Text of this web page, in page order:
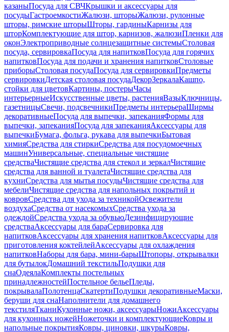
казаныПосуда для СВЧКрышки и аксессуары для
посудыГастроемкостиЖалюзи, шторыЖалюзи, рулонные
шторы, римские шторыШторы, гардиныКарнизы для
шторКомплектующие для штор, карнизов, жалюзиПленки для
оконЭлектроприводные солнцезащитные системыСтоловая
посуда, сервировкаПосуда для напитковПосуда для горячих
напитковПосуда для подачи и хранения напитковСтоловые
приборыСтоловая посудаПосуда для сервировкиПредметы
сервировкиДетская столовая посудаДекорЗеркалаКашпо,
стойки для цветовКартины, постерыЧасы
интерьерныеИскусственные цветы, растенияВазыКлючницы,
газетницыСвечи, подсвечникиПредметы интерьераШирмы
декоративныеПосуда для выпечки, запеканияФормы для
выпечки, запеканияПосуда для запеканияАксессуары для
выпечкиБумага, фольга, рукава для выпечкиБытовая
химияСредства для стиркиСредства для посудомоечных
машинУниверсальные, специальные чистящие
средстваЧистящие средства для стекол и зеркалЧистящие
средства для ванной и туалетаЧистящие средства для
кухниСредства для мытья посудыЧистящие средства для
мебелиЧистящие средства для напольных покрытий и
ковровСредства для ухода за техникойОсвежители
воздухаСредства от насекомыхСредства ухода за
одеждойСредства ухода за обувьюДезинфицирующие
средстваАксессуары для бараСервировка для
напитковАксессуары для хранения напитковАксессуары для
приготовления коктейлейАксессуары для охлаждения
напитковНаборы для бара, мини-барыШтопоры, открывалки
для бутылокДомашний текстильПодушки для
снаОдеялаКомплекты постельных
принадлежностейПостельное бельеПледы,
покрывалаПолотенцаСкатертиПодушки декоративныеМаски,
беруши для снаНаполнители для домашнего
текстиляТканиКухонные ножи, аксессуарыНожиАксессуары
для кухонных ножейНожеточки и комплектующиеКовры и
напольные покрытияКовры, циновки, шкурыКовры,